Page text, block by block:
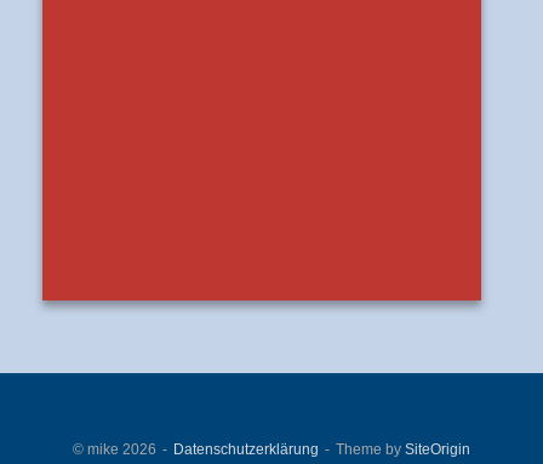
© mike 2026 Datenschutzerklärung Theme by SiteOrigin